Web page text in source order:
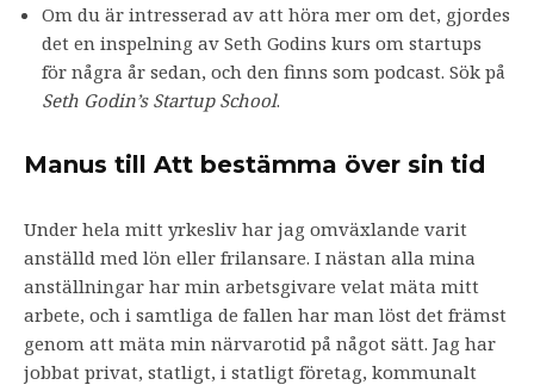
Om du är intresserad av att höra mer om det, gjordes
det en inspelning av Seth Godins kurs om startups
för några år sedan, och den finns som podcast. Sök på
Seth Godin’s Startup School.
Manus till Att bestämma över sin tid
Under hela mitt yrkesliv har jag omväxlande varit
anställd med lön eller frilansare. I nästan alla mina
anställningar har min arbetsgivare velat mäta mitt
arbete, och i samtliga de fallen har man löst det främst
genom att mäta min närvarotid på något sätt. Jag har
jobbat privat, statligt, i statligt företag, kommunalt